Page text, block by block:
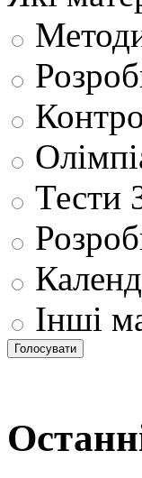
Тести
Інші